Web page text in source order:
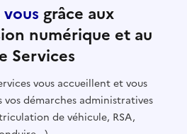
grâce aux
numérique et au
Services
vous accueillent et vous
démarches administratives
de véhicule, RSA,